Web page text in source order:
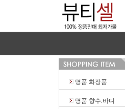
명품 화장품
명품 향수.바디